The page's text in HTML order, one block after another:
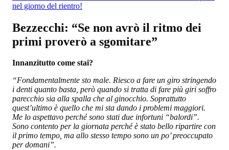
nel giorno del rientro!
Bezzecchi: “Se non avrò il ritmo dei
primi proverò a sgomitare”
Innanzitutto come stai?
“Fondamentalmente sto male. Riesco a fare un giro stringendo
i denti quanto basta, però quando si tratta di fare più giri soffro
parecchio sia alla spalla che al ginocchio. Soprattutto
quest’ultimo è quello che mi sta dando i problemi maggiori.
Me lo aspettavo perché sono stati due infortuni “balordi”.
Sono contento per la giornata perché è stato bello ripartire con
il primo tempo, ma allo stesso tempo sono un po’ preoccupato
per domani”.